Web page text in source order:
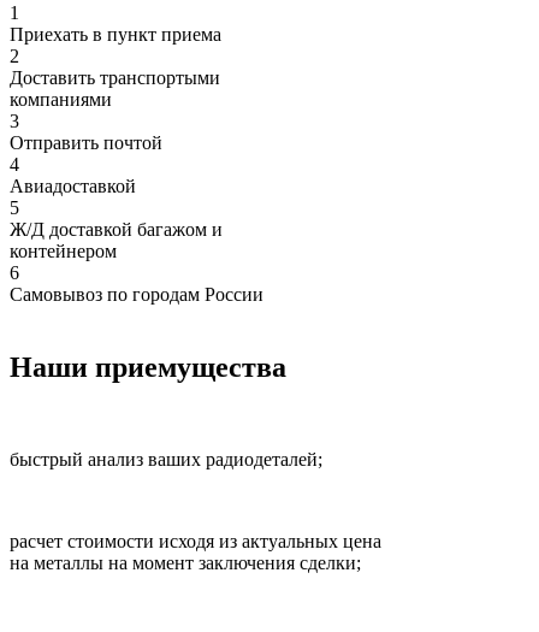
1
Приехать в пункт приема
2
Доставить транспортыми
компаниями
3
Отправить почтой
4
Авиадоставкой
5
Ж/Д доставкой багажом и
контейнером
6
Самовывоз по городам России
Наши приемущества
быстрый анализ ваших радиодеталей;
расчет стоимости исходя из актуальных цена
на металлы на момент заключения сделки;